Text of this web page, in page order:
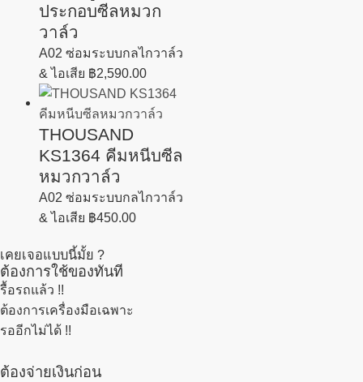
ประกอบซีลหมวก
วาล์ว
A02 ซ่อมระบบกลไกวาล์ว
& ไอเสีย ฿2,590.00
THOUSAND
KS1364 คีมหนีบซีล
หมวกวาล์ว
A02 ซ่อมระบบกลไกวาล์ว
& ไอเสีย ฿450.00
เคยเจอแบบนี้มั้ย ?
ต้องการใช้ของทันที
รื้อรถแล้ว !!
ต้องการเครื่องมือเฉพาะ
รออีกไม่ได้ !!
ต้องจ่ายเงินก่อน